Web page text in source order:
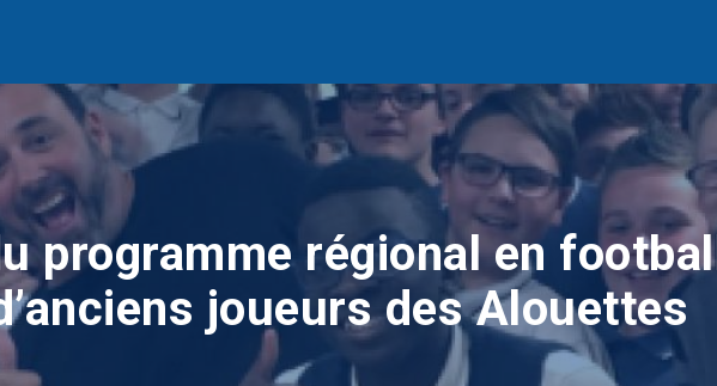
programme régional en football
joueurs des Alouettes